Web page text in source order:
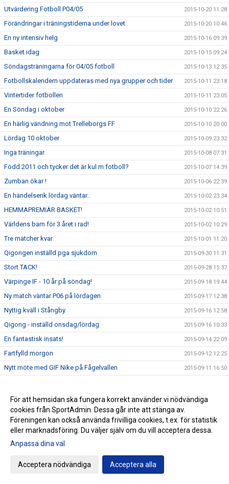
Utvärdering Fotboll P04/05 2015-10-20 11:28
Förändringar i träningstiderna under lovet 2015-10-20 10:46
En ny intensiv helg 2015-10-16 09:39
Basket idag 2015-10-15 09:24
Söndagsträningarna för 04/05 fotboll 2015-10-13 12:35
Fotbollskalendern uppdateras med nya grupper och tider 2015-10-11 23:18
Vintertider fotbollen 2015-10-11 23:05
En Söndag i oktober 2015-10-10 22:26
En härlig vändning mot Trelleborgs FF 2015-10-10 20:00
Lördag 10 oktober 2015-10-09 23:32
Inga träningar 2015-10-08 07:31
Född 2011 och tycker det är kul m fotboll? 2015-10-07 14:39
Zumban ökar ! 2015-10-06 22:39
En händelserik lördag väntar.. 2015-10-02 23:34
HEMMAPREMIÄR BASKET! 2015-10-02 10:51
Världens barn för 3 året i rad! 2015-10-02 10:29
Tre matcher kvar 2015-10-01 11:20
Qigongen inställd pga sjukdom 2015-09-30 11:31
Stort TACK! 2015-09-28 15:37
Värpinge IF - 10 år på söndag! 2015-09-18 19:44
Ny match väntar P06 på lördagen 2015-09-17 12:38
Nyttig kväll i Stångby 2015-09-16 12:58
Qigong - inställd onsdag/lördag 2015-09-16 10:33
En fantastisk insats! 2015-09-14 22:09
Fartfylld morgon 2015-09-12 12:25
Nytt möte med GIF Nike på Fågelvallen 2015-09-11 16:50
Jämnt i Dalby 2015-09-10 20:38
Händelserik premiärkväll 2015-09-08 20:43
ZumbaMarathon på Fågelskolans matsal - lördag
Parkouranmälan Öppen igen!
Klubbvecka på Intersport 31 augusti - 6 september
Basketens kalender för flickor 02-04 uppdaterad
För att hemsidan ska fungera korrekt använder vi nödvändiga
cookies från SportAdmin. Dessa går inte att stänga av.
Föreningen kan också använda frivilliga cookies, t.ex. för statistik
eller marknadsföring. Du väljer själv om du vill acceptera dessa.
Anpassa dina val
Acceptera nödvändiga Acceptera alla